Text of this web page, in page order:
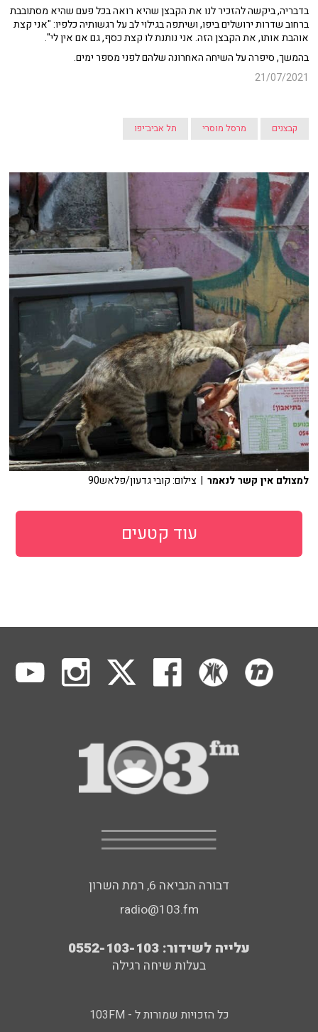
בדבריה, ביקשה להזכיר לנו את הקבצן שהיא רואה בכל פעם שהיא מסתובבת
ברחוב שדרות ירושלים ביפו, ושיתפה בגילוי לב על רגשותיה כלפיו: "אני קצת
אוהבת אותו, את הקבצן הזה. אני נותנת לו קצת כסף, גם אם אין לי".
בהמשך, סיפרה על השיחה האחרונה שלהם לפני מספר ימים.
21/07/2021
קבצנים מרסל מוסרי תל אביב־יפו
למצולם אין קשר לנאמר | צילום: קובי גדעון/פלאש90
עוד קטעים
דבורה הנביאה 6, רמת השרון
radio@103.fm
עלייה לשידור: 0552-103-103
בעלות שיחה רגילה
כל הזכויות שמורות ל - 103FM